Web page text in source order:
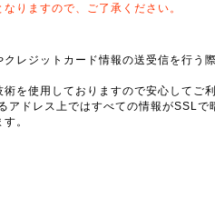
りますので、ご了承ください。
レジットカード情報の送受信を行う
を使用しておりますので安心してご
アドレス上ではすべての情報がSSLで
。